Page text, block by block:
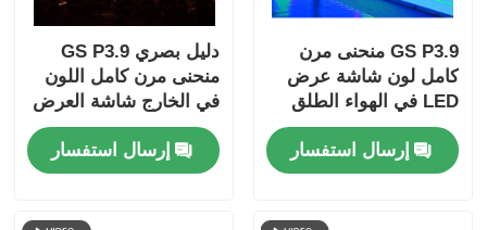
GS P3.9 منحنى مرن
كامل لون شاشة عرض
LED في الهواء الطلق
IP65 تصنيف الوضوح
إرسال استفسار
دليل بصري GS P3.9
منحنى مرن كامل اللون
في الخارج شاشة العرض
LED IP65 تصنيف
إرسال استفسار